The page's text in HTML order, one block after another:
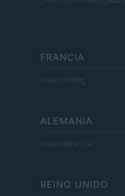
FRANCIA
InvestirMag
ALEMANIA
Investieren24
REINO UNIDO